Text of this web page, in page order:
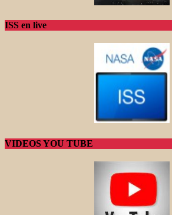
ISS en live
VIDEOS YOU TUBE